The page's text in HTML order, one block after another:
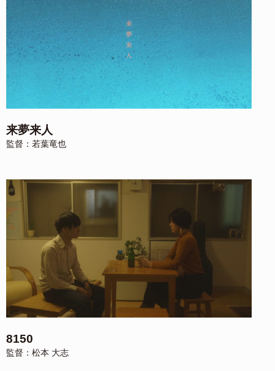
来夢来人
監督：若葉竜也
8150
監督：松本 大志